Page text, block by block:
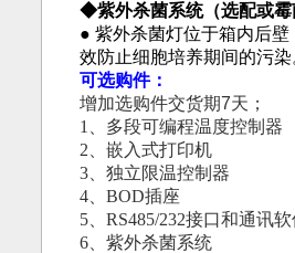
◆紫外杀菌系统（选配或霉
● 紫外杀菌灯位于箱内后
效防止细胞培养期间的污染
可选购件：
增加选购件交货期7天；
1
、多段可编程温度控制器
2 、嵌入式打印机
3、独立限温控制器
4、BOD插座
5、RS485/232接口和通讯软
6、紫外杀菌系统